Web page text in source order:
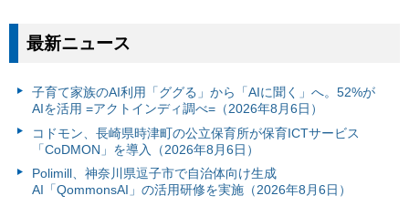
最新ニュース
子育て家族のAI利用「ググる」から「AIに聞く」へ。52%が
AIを活用 =アクトインディ調べ=（2026年8月6日）
コドモン、長崎県時津町の公立保育所が保育ICTサービス
「CoDMON」を導入（2026年8月6日）
Polimill、神奈川県逗子市で自治体向け生成
AI「QommonsAI」の活用研修を実施（2026年8月6日）